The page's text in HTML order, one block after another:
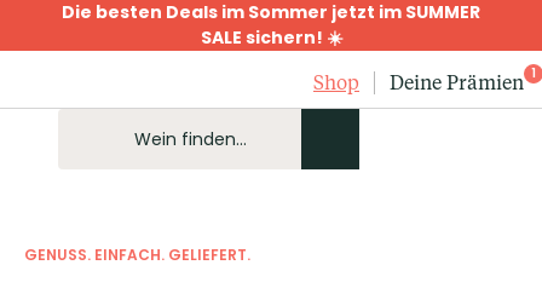
Die besten Deals im Sommer jetzt im SUMMER
SALE sichern! ☀️
Shop
Deine Prämien 1
GENUSS. EINFACH. GELIEFERT.